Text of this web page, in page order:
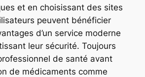
et en choisissant des sites
peuvent bénéficier
d’un service moderne
leur sécurité. Toujours
de santé avant
de médicaments comme